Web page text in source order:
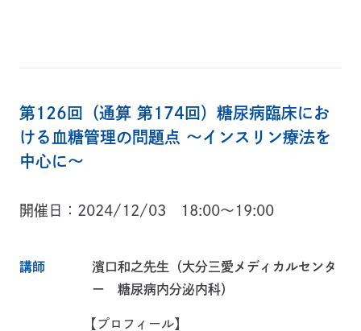
第126回（通算 第174回）糖尿病臨床にお
ける血糖管理の問題点 ～インスリン療法を
中心に～
開催日 2024/12/03 18:00～19:00
講師
濱口和之先生（大分三愛メディカルセンタ
ー 糖尿病内分泌内科）
【プロフィール】